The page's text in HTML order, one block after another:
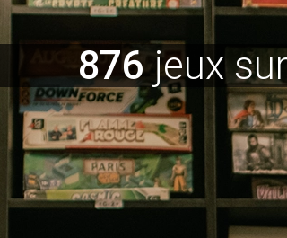
876jeux